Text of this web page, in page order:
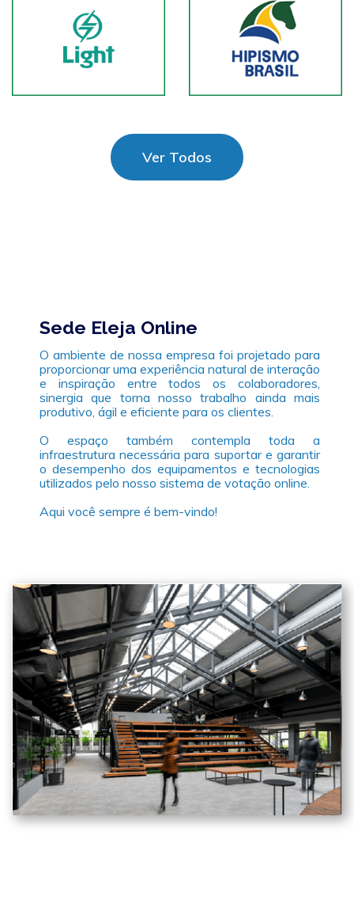
Ver Todos
Sede Eleja Online
O ambiente de nossa empresa foi projetado para
proporcionar uma experiência natural de interação
e inspiração entre todos os colaboradores,
sinergia que torna nosso trabalho ainda mais
produtivo, ágil e eficiente para os clientes.
O espaço também contempla toda a
infraestrutura necessária para suportar e garantir
o desempenho dos equipamentos e tecnologias
utilizados pelo nosso sistema de votação online.
Aqui você sempre é bem-vindo!